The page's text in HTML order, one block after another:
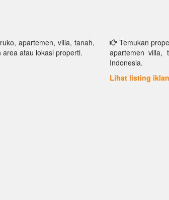
apartemen, villa, tanah,
atau lokasi properti.
Temukan
apartemen villa,
Indonesia.
Lihat listing